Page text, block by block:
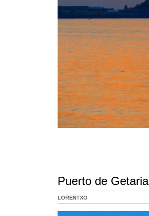
Puerto de Getaria
LORENTXO